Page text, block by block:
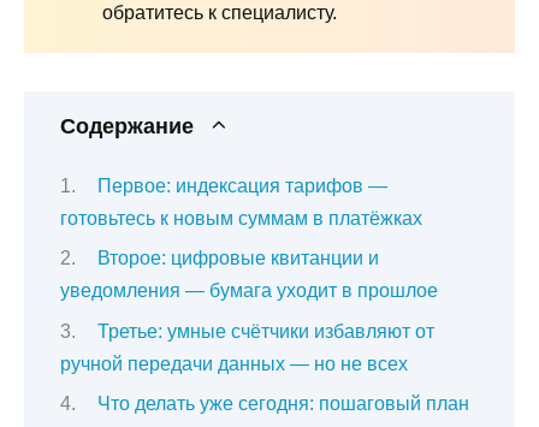
обратитесь к специалисту.
Содержание
Первое: индексация тарифов —
готовьтесь к новым суммам в платёжках
Второе: цифровые квитанции и
уведомления — бумага уходит в прошлое
Третье: умные счётчики избавляют от
ручной передачи данных — но не всех
Что делать уже сегодня: пошаговый план